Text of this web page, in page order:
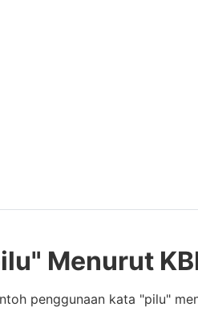
Menurut
penggunaan kata "pilu"